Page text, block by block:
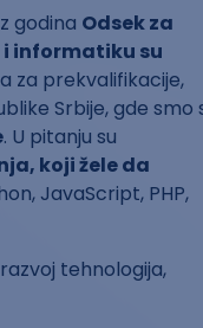
godina Odsek za
i informatiku su
za prekvalifikacije,
Srbije, gde smo
. U pitanju su
koji žele da
JavaScript, PHP,
tehnologija,